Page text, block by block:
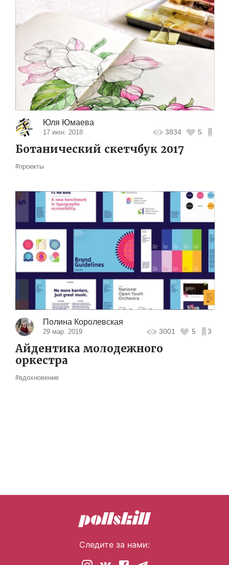
Юля Юмаева
17 июн. 2018 3834 5
Ботанический скетчбук 2017
#проекты
Полина Королевская
29 мар. 2019 3001 5 3
Айдентика молодежного
оркестра
#вдохновение
Следите за нами: